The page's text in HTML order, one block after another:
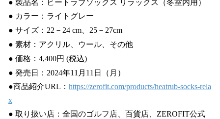
● 製品名：ヒートラブソックス リラックス（冬室内用）
● カラー：ライトグレー
● サイズ：22－24 cm、25－27cm
● 素材：アクリル、ウール、その他
● 価格：4,400円 (税込)
● 発売日：2024年11月11日（月）
●商品紹介URL： https://zerofit.com/products/heatrub-socks-rela
x
● 取り扱い店：全国のゴルフ店、百貨店、ZEROFIT公式